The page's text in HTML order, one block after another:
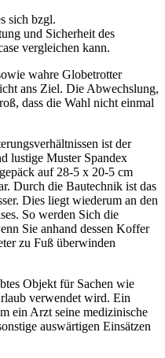
sich bzgl.
und Sicherheit des
vergleichen kann.
wahre Globetrotter
ans Ziel. Die Abwechslung,
dass die Wahl nicht einmal
ist der
lustige Muster Spandex
auf 28-5 x 20-5 cm
Durch die Bautechnik ist das
Dies liegt wiederum an den
So werden Sich die
Sie anhand dessen Koffer
zu Fuß überwinden
Objekt für Sachen wie
verwendet wird. Ein
ein Arzt seine medizinische
auswärtigen Einsätzen